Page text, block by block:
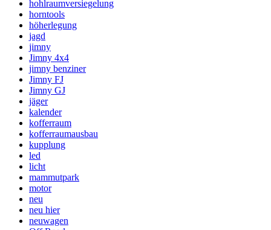
hohlraumversiegelung
horntools
höherlegung
jagd
jimny
Jimny 4x4
jimny benziner
Jimny FJ
Jimny GJ
jäger
kalender
kofferraum
kofferraumausbau
kupplung
led
licht
mammutpark
motor
neu
neu hier
neuwagen